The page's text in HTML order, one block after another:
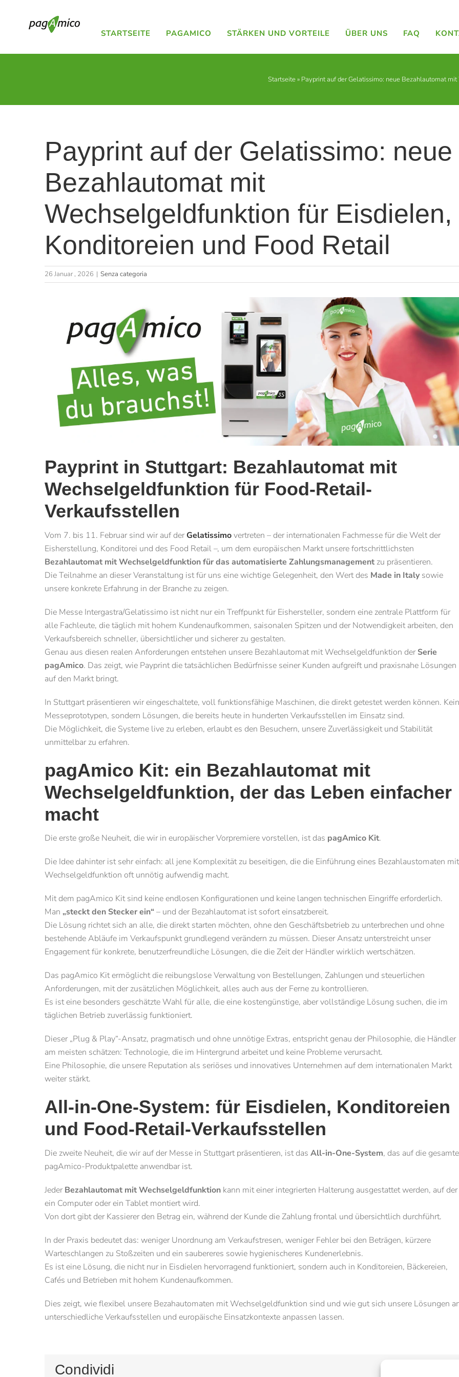
STARTSEITE PAGAMICO STÄRKEN UND VORTEILE ÜBER UNS FAQ
Startseite» Payprint auf der Gelatissimo: neue Bezahlautomat
Payprint auf der Gelatissimo: neue
Bezahlautomat mit
Wechselgeldfunktion für Eisdielen,
Konditoreien und Food Retail
26 Januar , 2026 | Senza categoria
Payprint in Stuttgart: Bezahlautomat mit
Wechselgeldfunktion für Food-Retail-
Verkaufsstellen
Vom 7. bis 11. Februar sind wir auf derGelatissimovertreten – der internationalen Fachmesse für die Welt der
Eisherstellung, Konditorei und des Food Retail –, um dem europäischen Markt unsere fortschrittlichsten
Bezahlautomat mit Wechselgeldfunktion für das automatisierte Zahlungsmanagement zu präsentieren.
Die Teilnahme an dieser Veranstaltung ist für uns eine wichtige Gelegenheit, den Wert des Made in Italysowie
unsere konkrete Erfahrung in der Branche zu zeigen.
Die Messe Intergastra/Gelatissimo ist nicht nur ein Treffpunkt für Eishersteller, sondern eine zentrale Plattform für
alle Fachleute, die täglich mit hohem Kundenaufkommen, saisonalen Spitzen und der Notwendigkeit arbeiten, den
Verkaufsbereich schneller, übersichtlicher und sicherer zu gestalten.
Genau aus diesen realen Anforderungen entstehen unsere Bezahlautomat mit Wechselgeldfunktion derSerie
pagAmico. Das zeigt, wie Payprint die tatsächlichen Bedürfnisse seiner Kunden aufgreift und praxisnahe Lösungen
auf den Markt bringt.
In Stuttgart präsentieren wir eingeschaltete, voll funktionsfähige Maschinen, die direkt getestet werden können.
Messeprototypen, sondern Lösungen, die bereits heute in hunderten Verkaufsstellen im Einsatz sind.
Die Möglichkeit, die Systeme live zu erleben, erlaubt es den Besuchern, unsere Zuverlässigkeit und Stabilität
unmittelbar zu erfahren.
pagAmico Kit: ein Bezahlautomat mit
Wechselgeldfunktion, der das Leben einfacher
macht
Die erste große Neuheit, die wir in europäischer Vorpremiere vorstellen, ist das pagAmico Kit.
Die Idee dahinter ist sehr einfach: all jene Komplexität zu beseitigen, die die Einführung eines Bezahlaus­tomaten mit
Wechselgeldfunktion oft unnötig aufwendig macht.
Mit dem pagAmico Kit sind keine endlosen Konfigurationen und keine langen technischen Eingriffe erforderlich.
Man „steckt den Stecker ein“– und der Bezahlautomat ist sofort einsatzbereit.
Die Lösung richtet sich an alle, die direkt starten möchten, ohne den Geschäftsbetrieb zu unterbrechen und ohne
bestehende Abläufe im Verkaufs­punkt grundlegend verändern zu müssen. Dieser Ansatz unterstreicht unser
Engagement für konkrete, benutzerfreundliche Lösungen, die die Zeit der Händler wirklich wertschätzen.
Das pagAmico Kit ermöglicht die reibungslose Verwaltung von Bestellungen, Zahlungen und steuerlichen
Anforderungen, mit der zusätzlichen Möglichkeit, alles auch aus der Ferne zu kontrollieren.
Es ist eine besonders geschätzte Wahl für alle, die eine kostengünstige, aber vollständige Lösung suchen, die im
täglichen Betrieb zuverlässig funktioniert.
Dieser „Plug & Play“-Ansatz, pragmatisch und ohne unnötige Extras, entspricht genau der Philosophie, die Händler
am meisten schätzen: Technologie, die im Hintergrund arbeitet und keine Probleme verursacht.
Eine Philosophie, die unsere Reputation als seriöses und innovatives Unternehmen auf dem internationalen Markt
weiter stärkt.
All-in-One-System: für Eisdielen, Konditoreien
und Food-Retail-Verkaufsstellen
Die zweite Neuheit, die wir auf der Messe in Stuttgart präsentieren, ist das All-in-One-System, das auf die gesamte
pagAmico-Produktpalette anwendbar ist.
JederBezahlautomat mit Wechselgeldfunktion kann mit einer integrierten Halterung ausgestattet werden, auf der
ein Computer oder ein Tablet montiert wird.
Von dort gibt der Kassierer den Betrag ein, während der Kunde die Zahlung frontal und übersichtlich durchführt.
In der Praxis bedeutet das: weniger Unordnung am Verkaufstresen, weniger Fehler bei den Beträgen, kürzere
Warteschlangen zu Stoßzeiten und ein saubereres sowie hygienischeres Kundenerlebnis.
Es ist eine Lösung, die nicht nur in Eisdielen hervorragend funktioniert, sondern auch in Konditoreien, Bäckereien,
Cafés und Betrieben mit hohem Kundenaufkommen.
Dies zeigt, wie flexibel unsere Bezahautomaten mit Wechselgeldfunktion sind und wie gut sich unsere Lösungen
unterschiedliche Verkaufsstellen und europäische Einsatzkontexte anpassen lassen.
Condividi